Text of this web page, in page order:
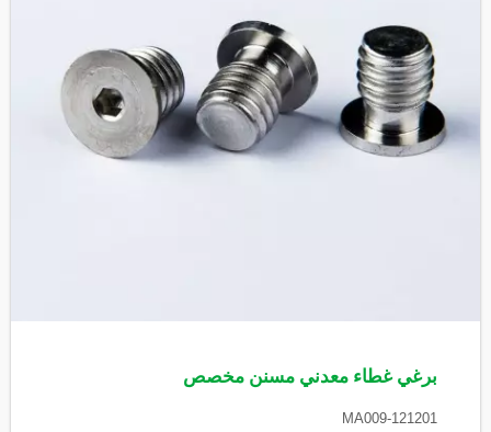
برغي غطاء معدني مسنن مخصص
MA009-121201